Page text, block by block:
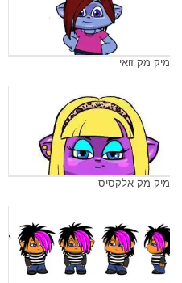
מיק מק זואי
מיק מק אלקסיס